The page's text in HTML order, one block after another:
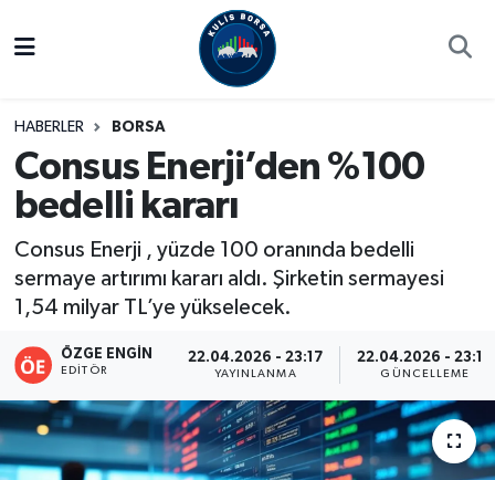
HABERLER BORSA
Consus Enerji’den %100
bedelli kararı
Consus Enerji , yüzde 100 oranında bedelli
sermaye artırımı kararı aldı. Şirketin sermayesi
1,54 milyar TL’ye yükselecek.
ÖZGE ENGIN
EDITÖR
22.04.2026 - 23:17
YAYINLANMA
22.04.2026 - 23:19
GÜNCELLEME
Kulis Haber
Halka Arzlar
Ekonomi
Süper Lig Puan Durumu ve Fikstür
Tüm Manşetler
Son Dakika Haberleri
Haber Arşivi